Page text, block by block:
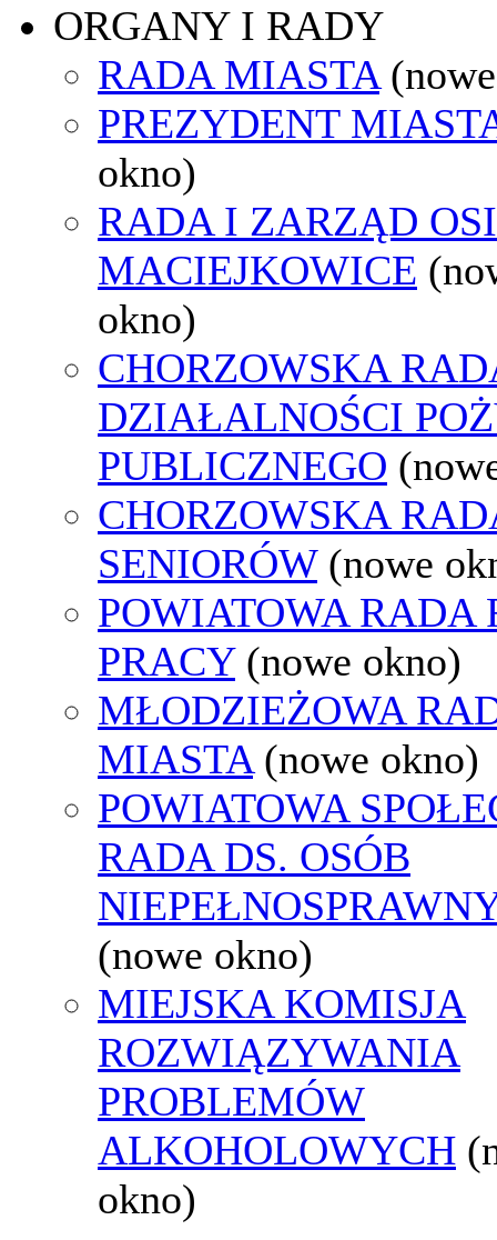
ORGANY I RADY
RADA MIASTA
PREZYDENT
okno)
RADA I ZARZĄD
MACIEJKOWICE
okno)
CHORZOWSKA
DZIAŁALNOŚCI
PUBLICZNEGO
CHORZOWSKA
SENIORÓW (nowe
POWIATOWA RADA
PRACY (nowe okno)
MŁODZIEŻOWA
MIASTA (nowe okno)
POWIATOWA
RADA DS. OSÓB
(nowe okno)
MIEJSKA KOMISJA
ROZWIĄZYWANIA
PROBLEMÓW
ALKOHOLOWYCH
okno)